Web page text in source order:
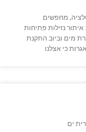
מחפשים
איתור נזילות פתיחות
מים וביוב התקנת
כי אצלנו